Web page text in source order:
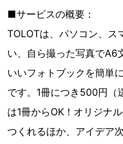
■サービスの概要：
TOLOTは、パソコン、ス
い、自ら撮った写真でA6
いいフォトブックを簡単
です。1冊につき500円（
は1冊からOK！オリジナ
つくれるほか、アイデア